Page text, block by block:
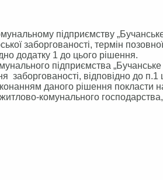
підприємству
заборгованості, термін
додатку 1 до цього рішення.
підприємства
заборгованості, відповідно до п.1
даного рішення покласти
комунального